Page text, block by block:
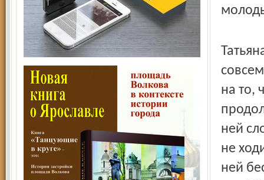
на то,
ней
не
ней